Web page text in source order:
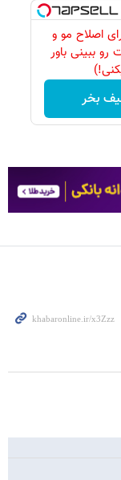
اصلاح مو و
ببینی باور
بخر